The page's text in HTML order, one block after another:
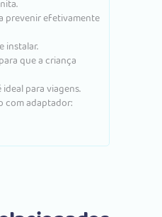
prevenir efetivamente
instalar.
que a criança
para viagens.
com adaptador: